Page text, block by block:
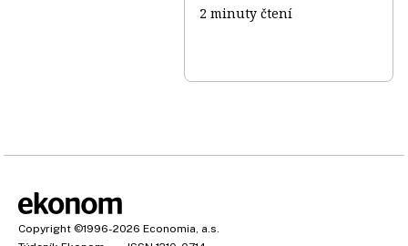
2 minuty čtení
Copyright ©1996-2026 Economia, a.s.